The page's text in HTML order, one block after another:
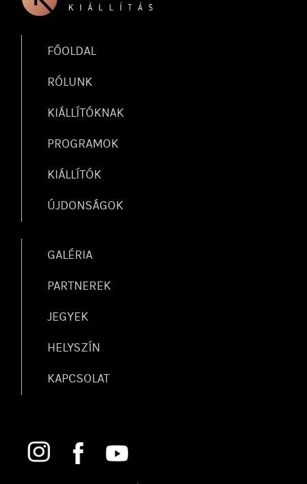
FŐOLDAL
RÓLUNK
KIÁLLÍTÓKNAK
PROGRAMOK
KIÁLLÍTÓK
ÚJDONSÁGOK
GALÉRIA
PARTNEREK
JEGYEK
HELYSZÍN
KAPCSOLAT